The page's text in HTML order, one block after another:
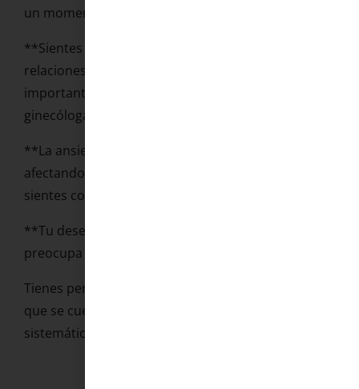
un momento vital complicado.
**Sientes dolor o incomodidad** durante las
relaciones sexuales (en ese caso, también es
importante descartar causas físicas con tu
ginecóloga).
**La ansiedad relacionada con el sexo** está
afectando a tu relación de pareja o a cómo te
sientes contigo misma.
**Tu deseo sexual ha desaparecido** y eso te
preocupa o te genera malestar.
Tienes pensamientos muy críticos sobre tu cuerpo
que se cuelan en los momentos íntimos de forma
sistemática.